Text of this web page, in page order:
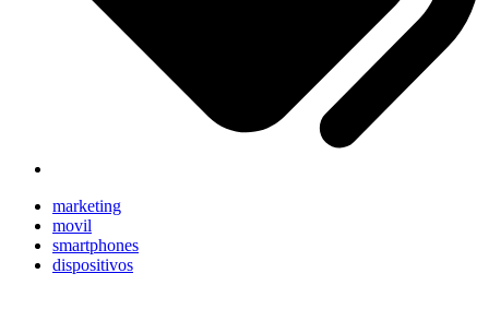
marketing
movil
smartphones
dispositivos